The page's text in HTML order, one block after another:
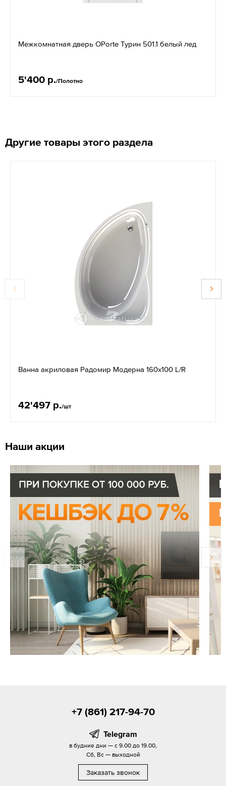
Межкомнатная дверь OPorte Турин 501.1 белый лед
5'400 р./Полотно
Другие товары этого раздела
Ванна акриловая Радомир Модерна 160х100 L/R
42'497 р./шт
Наши акции
+7 (861) 217-94-70
Telegram
в будние дни — с 9.00 до 19.00,
Сб, Вс — выходной
Заказать звонок